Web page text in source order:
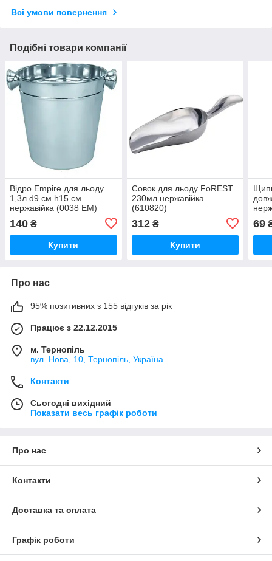
Всі умови повернення
Подібні товари компанії
Відро Empire для льоду
1,3л d9 см h15 см
нержавійка (0038 EM)
140 ₴
Купити
Совок для льоду FoREST
230мл нержавійка
(610820)
312₴
Купити
69
Про нас
95% позитивних з 155 відгуків за рік
Працює з 22.12.2015
м. Тернопіль
вул. Нова, 10, Тернопіль, Україна
Контакти
Сьогодні вихідний
Показати весь графік роботи
Про нас
Контакти
Доставка та оплата
Графік роботи